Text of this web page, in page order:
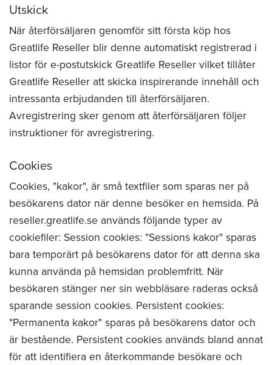
Utskick
När återförsäljaren genomför sitt första köp hos
Greatlife Reseller blir denne automatiskt registrerad i
listor för e-postutskick Greatlife Reseller vilket tillåter
Greatlife Reseller att skicka inspirerande innehåll och
intressanta erbjudanden till återförsäljaren.
Avregistrering sker genom att återförsäljaren följer
instruktioner för avregistrering.
Cookies
Cookies, "kakor", är små textfiler som sparas ner på
besökarens dator när denne besöker en hemsida. På
reseller.greatlife.se används följande typer av
cookiefiler: Session cookies: "Sessions kakor" sparas
bara temporärt på besökarens dator för att denna ska
kunna använda på hemsidan problemfritt. När
besökaren stänger ner sin webbläsare raderas också
sparande session cookies. Persistent cookies:
"Permanenta kakor" sparas på besökarens dator och
är bestående. Persistent cookies används bland annat
för att identifiera en återkommande besökare och